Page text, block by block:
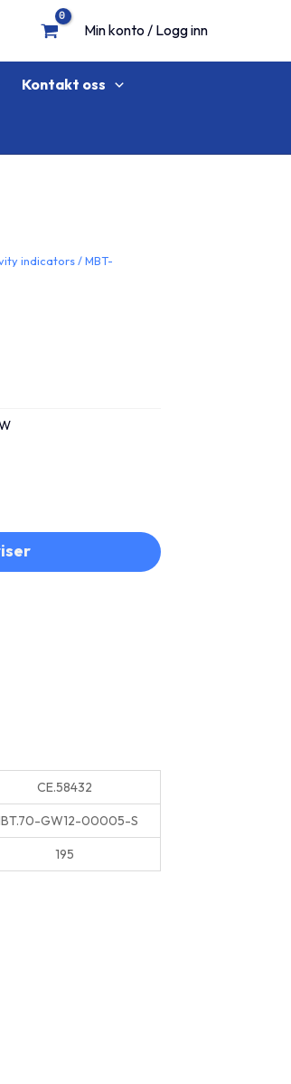
Min konto / Logg inn
Kontakt oss
indicators/MBT-
CE.58432
GW12-00005-S
195